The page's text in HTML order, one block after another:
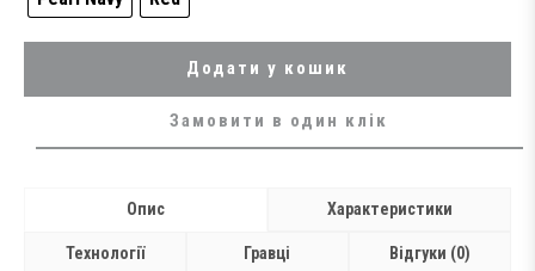
Додати у кошик
Замовити в один клік
Опис Характеристики
Технології Гравці Відгуки (0)